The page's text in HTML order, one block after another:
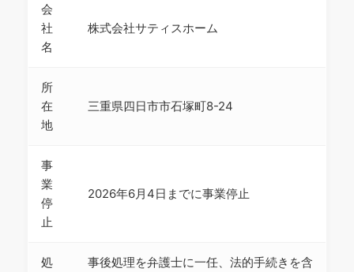
会
社
名
株式会社サティスホーム
所
在
地
三重県四日市市石塚町8-24
事
業
停
止
2026年6月4日までに事業停止
処
事後処理を弁護士に一任、法的手続きを含